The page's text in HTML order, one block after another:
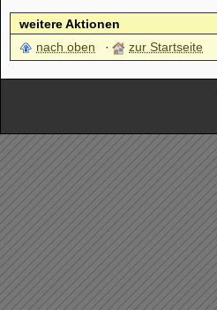
weitere Aktionen
nach oben
zur Startseite